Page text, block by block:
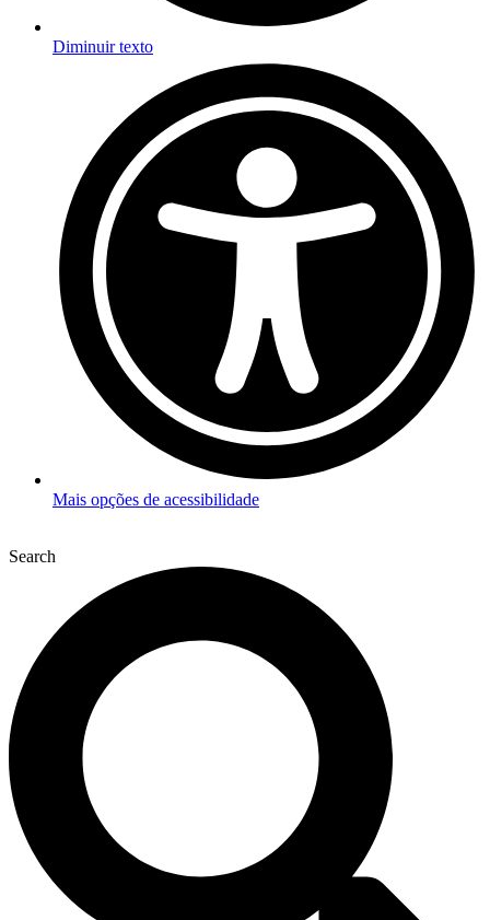
Diminuir texto
Mais opções de acessibilidade
Search